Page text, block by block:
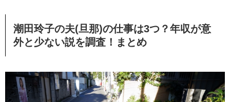
潮田玲子の夫(旦那)の仕事は3つ？年収が意
外と少ない説を調査！まとめ